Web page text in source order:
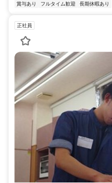
賞与あり
フルタイム歓迎 長期休暇あり
正社員